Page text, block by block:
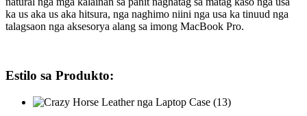
ka us aka us aka hitsura, nga naghimo niini nga usa ka tinuud nga
talagsaon nga aksesorya alang sa imong MacBook Pro.
Estilo sa Produkto: